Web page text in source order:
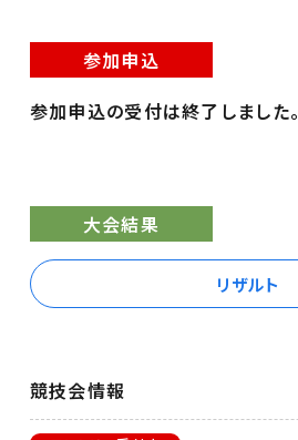
参加申込
参加申込の受付は終了しました。
大会結果
リザルト
競技会情報